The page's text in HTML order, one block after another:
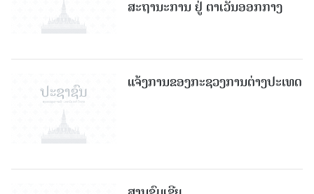
ສະຖານະການ ຢູ່ ຕາເວັນອອກກາງ
ແຈ້ງການຂອງກະຊວງການຕ່າງປະເທດ